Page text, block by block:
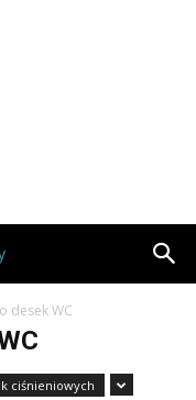
desek WC
ciśnieniowych